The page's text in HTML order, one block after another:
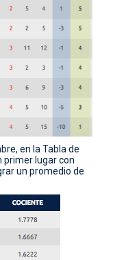
en la Tabla de
primer lugar con
un promedio de